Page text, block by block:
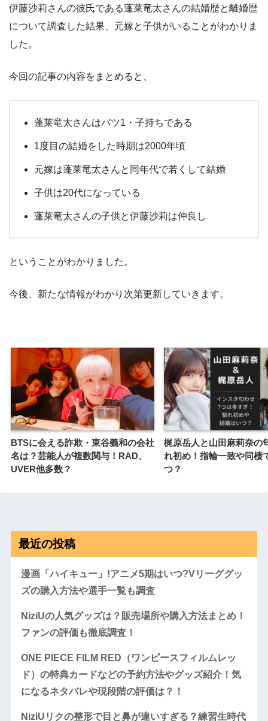
伊藤沙莉さんの彼氏である蓬莱竜太さんの結婚歴と離婚歴
について調査した結果、元嫁と子供がいることがわかりま
した。
今回の記事の内容をまとめると、
蓬莱竜太さんはバツ1・子持ちである
1度目の結婚をした時期は2000年頃
元嫁は蓬莱竜太さんと同年代で若くして結婚
子供は20代になっている
蓬莱竜太さんの子供と伊藤沙莉は仲良し
ということがわかりました。
今後、新たな情報がわかり次第更新していきます。
BTSに会える詐欺・東谷義和の会社
名は？芸能人が複数関与！RAD、
UVER他多数？
梶原岳人と山田麻莉奈の
れ初め！指輪一致や同棲
つ？
最近の投稿
漫画「ハイキュー」!アニメ5期はいつ?Vリーググッ
ズの購入方法や選手一覧も調査
NiziUの人気グッズは？販売場所や購入方法まとめ！
ファンの評価も徹底調査！
ONE PIECE FILM RED（ワンピースフィルムレッ
ド）の特典カードなどの予約方法やグッズ紹介！気
になるネタバレや現段階の評価は？！
NiziUリクの整形で目と鼻が違いすぎる？練習生時代